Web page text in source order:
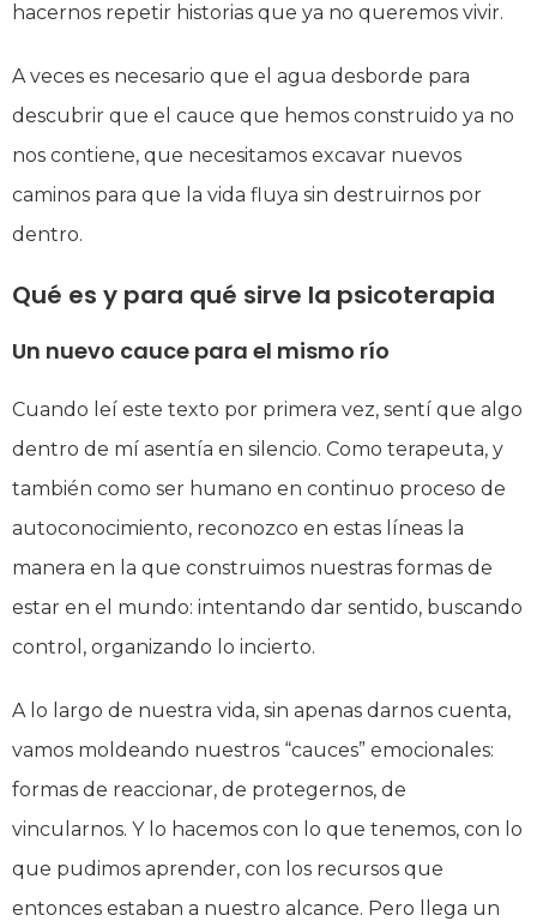
hacernos repetir historias que ya no queremos vivir.
A veces es necesario que el agua desborde para
descubrir que el cauce que hemos construido ya no
nos contiene, que necesitamos excavar nuevos
caminos para que la vida fluya sin destruirnos por
dentro.
Qué es y para qué sirve la psicoterapia
Un nuevo cauce para el mismo río
Cuando leí este texto por primera vez, sentí que algo
dentro de mí asentía en silencio. Como terapeuta, y
también como ser humano en continuo proceso de
autoconocimiento, reconozco en estas líneas la
manera en la que construimos nuestras formas de
estar en el mundo: intentando dar sentido, buscando
control, organizando lo incierto.
A lo largo de nuestra vida, sin apenas darnos cuenta,
vamos moldeando nuestros “cauces” emocionales:
formas de reaccionar, de protegernos, de
vincularnos. Y lo hacemos con lo que tenemos, con lo
que pudimos aprender, con los recursos que
entonces estaban a nuestro alcance. Pero llega un